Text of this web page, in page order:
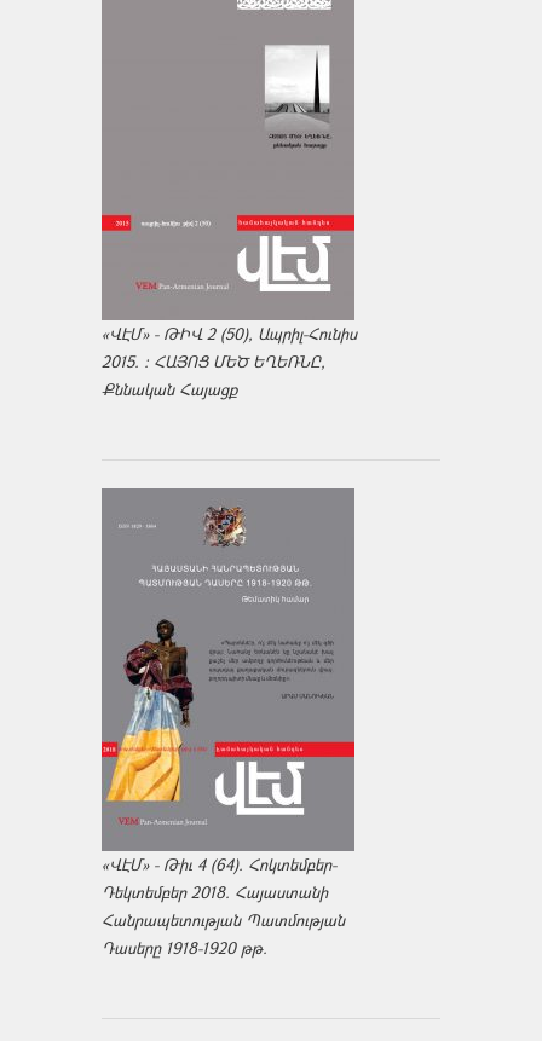
«ՎԷՄ» - ԹԻՎ 2 (50), Ապրիլ-Հունիս
2015. : ՀԱՅՈՑ ՄԵԾ ԵՂԵՌՆԸ,
Քննական Հայացք
«ՎԷՄ» - Թիւ 4 (64). Հոկտեմբեր-
Դեկտեմբեր 2018. Հայաստանի
Հանրապետության Պատմության
Դասերը 1918-1920 թթ.